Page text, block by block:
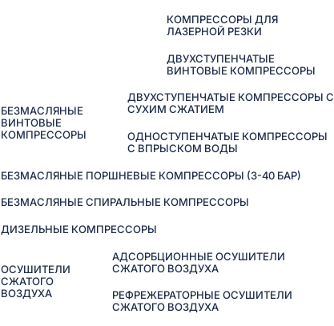
КОМПРЕССОРЫ ДЛЯ
ЛАЗЕРНОЙ РЕЗКИ
ДВУХСТУПЕНЧАТЫЕ
ВИНТОВЫЕ КОМПРЕССОРЫ
БЕЗМАСЛЯНЫЕ
ВИНТОВЫЕ
КОМПРЕССОРЫ
ДВУХСТУПЕНЧАТЫЕ КОМПРЕССОРЫ С
СУХИМ СЖАТИЕМ
ОДНОСТУПЕНЧАТЫЕ КОМПРЕССОРЫ
С ВПРЫСКОМ ВОДЫ
БЕЗМАСЛЯНЫЕ ПОРШНЕВЫЕ КОМПРЕССОРЫ (3-40 БАР)
БЕЗМАСЛЯНЫЕ СПИРАЛЬНЫЕ КОМПРЕССОРЫ
ДИЗЕЛЬНЫЕ КОМПРЕССОРЫ
ОСУШИТЕЛИ
СЖАТОГО
ВОЗДУХА
АДСОРБЦИОННЫЕ ОСУШИТЕЛИ
СЖАТОГО ВОЗДУХА
РЕФРЕЖЕРАТОРНЫЕ ОСУШИТЕЛИ
СЖАТОГО ВОЗДУХА